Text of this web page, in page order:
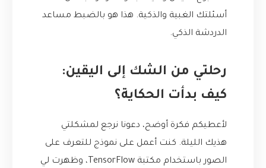
أسئلتك الغبية والذكية. هذا هو بالضبط مساعد
الدردشة الذكي.
رحلتي من الشك إلى اليقين:
كيف بدأت الحكاية؟
لأعطيكم فكرة أوضح، دعونا نرجع لمشكلتي
هذيك الليلة. كنت أعمل على نموذج للتعرف على
الصور باستخدام مكتبة TensorFlow، وظهرت لي